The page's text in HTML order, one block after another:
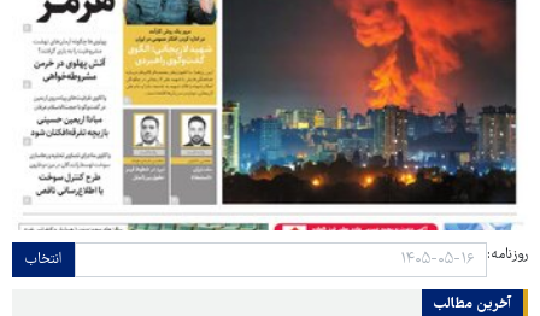
روزنامه: انتخاب
آخرین مطالب